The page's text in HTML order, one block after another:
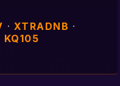
· XTRADNB ·
KQ105